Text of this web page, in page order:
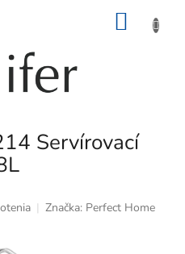
Servírovací
Značka: Perfect Home